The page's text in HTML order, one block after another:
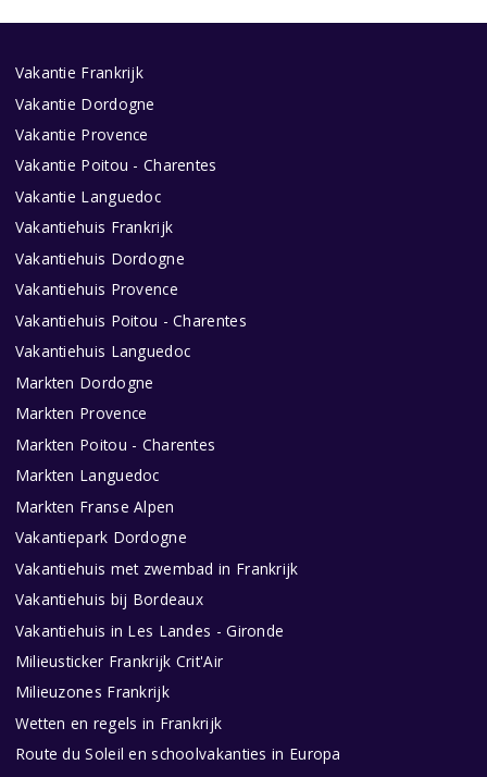
Vakantie Frankrijk
Vakantie Dordogne
Vakantie Provence
Vakantie Poitou - Charentes
Vakantie Languedoc
Vakantiehuis Frankrijk
Vakantiehuis Dordogne
Vakantiehuis Provence
Vakantiehuis Poitou - Charentes
Vakantiehuis Languedoc
Markten Dordogne
Markten Provence
Markten Poitou - Charentes
Markten Languedoc
Markten Franse Alpen
Vakantiepark Dordogne
Vakantiehuis met zwembad in Frankrijk
Vakantiehuis bij Bordeaux
Vakantiehuis in Les Landes - Gironde
Milieusticker Frankrijk Crit'Air
Milieuzones Frankrijk
Wetten en regels in Frankrijk
Route du Soleil en schoolvakanties in Europa